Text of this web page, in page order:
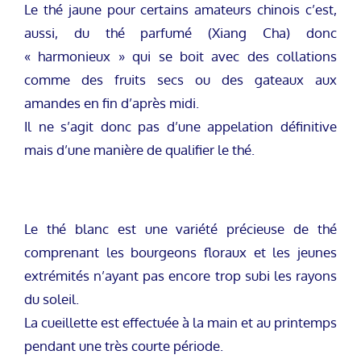
Le thé jaune pour certains amateurs chinois c’est,
aussi, du thé parfumé (Xiang Cha) donc
« harmonieux » qui se boit avec des collations
comme des fruits secs ou des gateaux aux
amandes en fin d’après midi.
Il ne s’agit donc pas d’une appelation définitive
mais d’une manière de qualifier le thé.
Le thé blanc est une variété précieuse de thé
comprenant les bourgeons floraux et les jeunes
extrémités n’ayant pas encore trop subi les rayons
du soleil.
La cueillette est effectuée à la main et au printemps
pendant une très courte période.